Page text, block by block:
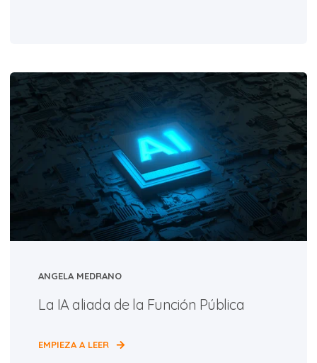
ANGELA MEDRANO
La IA aliada de la Función Pública
EMPIEZA A LEER